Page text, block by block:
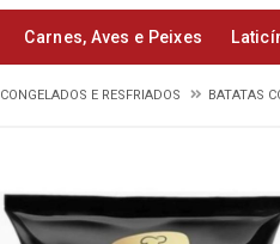
Carnes, Aves e Peixes
CONGELADOS E RESFRIADOS BATATAS